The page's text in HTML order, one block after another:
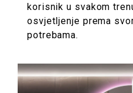
korisnik u svakom
osvjetljenje prema
potrebama.